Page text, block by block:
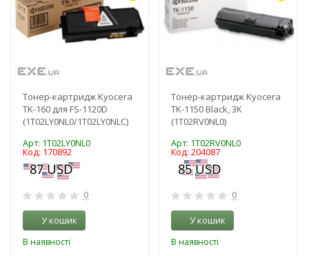
Тонер-картридж Kyocera
TK-160 для FS-1120D
(1T02LY0NL0/1T02LY0NLC)
Арт: 1T02LY0NL0
Код: 170892
0
У кошик
В наявності
Тонер-картридж Kyocera
TK-1150 Black, 3K
(1T02RV0NL0)
Арт: 1T02RV0NL0
Код: 204087
0
У кошик
В наявності